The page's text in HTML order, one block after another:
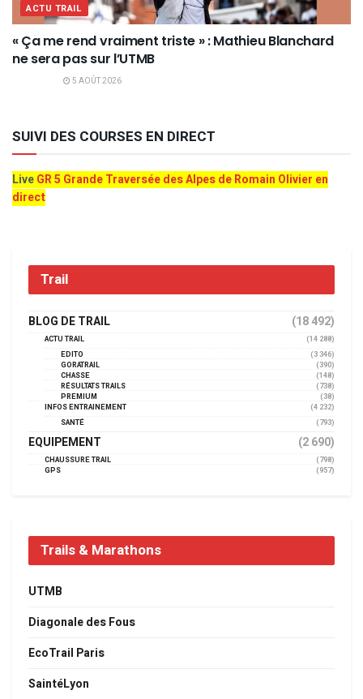
ACTU TRAIL
« Ça me rend vraiment triste » : Mathieu Blanchard
ne sera pas sur l’UTMB
5 AOÛT 2026
SUIVI DES COURSES EN DIRECT
LiveGR 5 Grande Traversée des Alpes de Romain Olivier en
direct
Trail
BLOG DE TRAIL (18 492)
ACTU TRAIL
(14 288)
EDITO
(3 346)
GORATRAIL
(390)
CHASSE
(148)
RÉSULTATS TRAILS
(738)
PREMIUM
(38)
INFOS ENTRAINEMENT
(4 232)
SANTÉ
(793)
EQUIPEMENT (2 690)
CHAUSSURE TRAIL
(798)
GPS
(957)
Trails & Marathons
UTMB
Diagonale des Fous
EcoTrail Paris
SaintéLyon